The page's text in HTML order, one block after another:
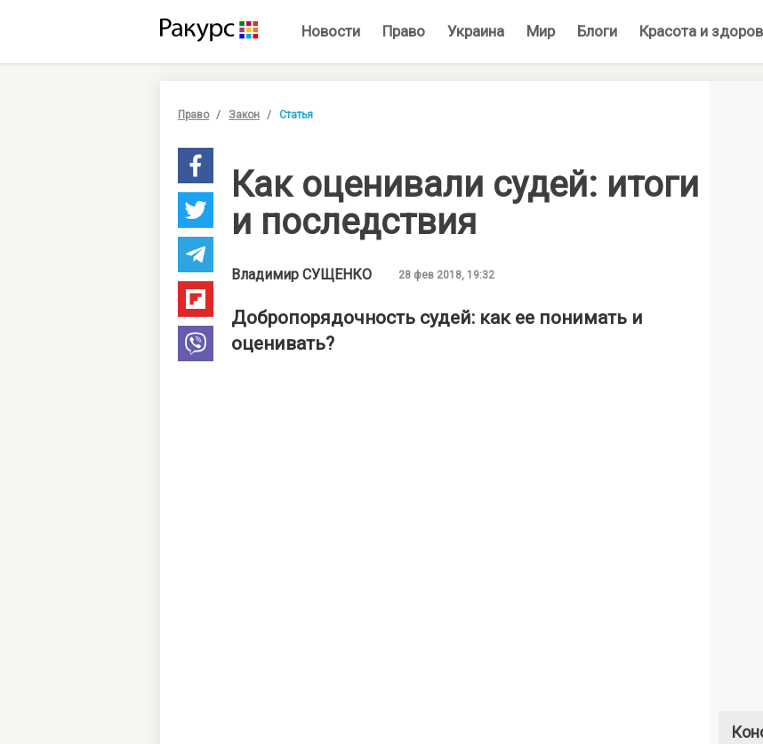
Новости Право Украина Мир Блоги Красота и
Право Закон Статья
Как оценивали судей: итоги
и последствия
Владимир СУЩЕНКО 28 фев 2018, 19:32
Добропорядочность судей: как ее понимать и
оценивать?